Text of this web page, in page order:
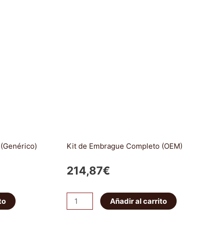
Kit de Embrague Completo (OEM)
214,87€
Kit
de
Añadir al carrito